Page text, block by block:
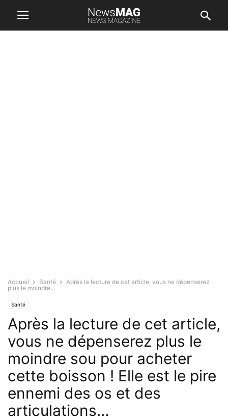
Accueil Santé
Après la lecture de cet article, vous ne dépenserez
plus le moindre...
Santé
Après la lecture de cet article,
vous ne dépenserez plus le
moindre sou pour acheter
cette boisson ! Elle est le pire
ennemi des os et des
articulations…